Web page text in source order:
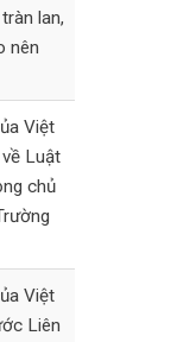
lan,
nên
Việt
Luật
chủ
Việt
Liên